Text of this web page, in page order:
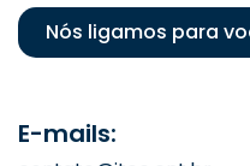
Nós ligamos para
E-mails: